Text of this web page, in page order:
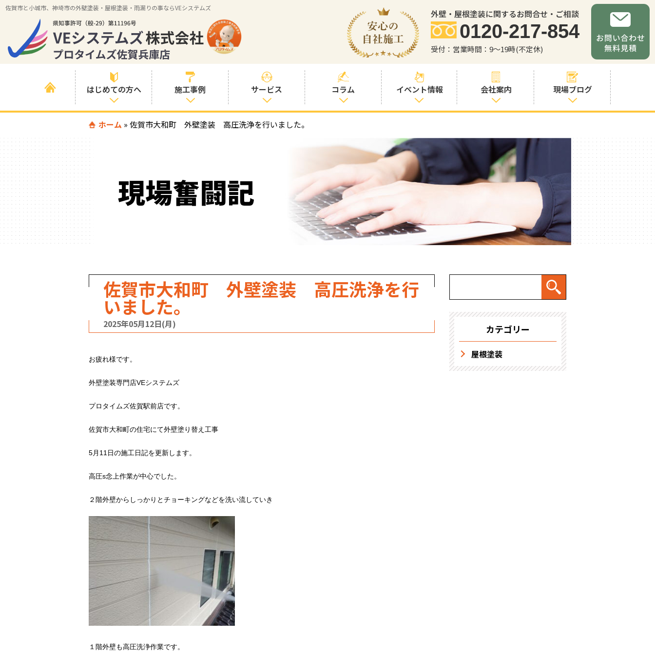
佐賀市と小城市、神埼市の外壁塗装・屋根塗装・雨漏りの事ならVEシステムズ
外壁・屋根塗装に関するお問合せ・ご相談
0120-217-854
受付：営業時間：9～19時(不定休)
はじめての方へ
はじめて外壁塗
いる方へ
喜んでいただけ
る３つの理由
施工事例
すべての事例
例
色の事例
サービス
塗装プランと価
お客様との交流
を大切に
見積書の見方
コラム
塗装コラム
塗料コラム
イベント情報 会社案内
職人・スタッフ
紹介
お問い合わせか
らの流れ
求人情報
現場ブログ
ホーム » 佐賀市大和町 外壁塗装 高圧洗浄を行いました。
現場奮闘記
佐賀市大和町 外壁塗装 高圧洗浄を行
いました。
2025年05月12日(月)
お疲れ様です。
外壁塗装専門店VEシステムズ
プロタイムズ佐賀駅前店です。
佐賀市大和町の住宅にて外壁塗り替え工事
5月11日の施工日記を更新します。
高圧s念上作業が中心でした。
２階外壁からしっかりとチョーキングなどを洗い流していき
１階外壁も高圧洗浄作業です。
カテゴリー
屋根塗装